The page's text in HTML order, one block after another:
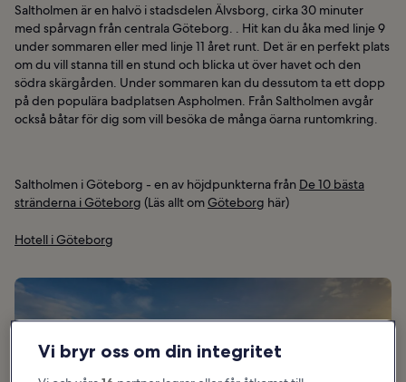
Saltholmen är en halvö i stadsdelen Älvsborg, cirka 30 minuter
med spårvagn från centrala Göteborg. . Hit kan du åka med linje 9
under sommaren eller med linje 11 året runt. Det är en perfekt plats
om du vill stanna till en stund och blicka ut över havet och den
södra skärgården. Under sommaren kan du dessutom ta ett dopp
på den populära badplatsen Aspholmen. Från Saltholmen avgår
också båtar för dig som vill besöka de många öarna runtomkring.
Saltholmen i Göteborg - en av höjdpunkterna från De 10 bästa
stränderna i Göteborg (Läs allt omGöteborg här)
Hotell i Göteborg
Vi bryr oss om din integritet